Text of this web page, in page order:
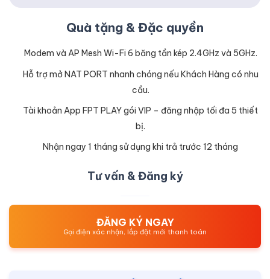
Quà tặng & Đặc quyền
Modem và AP Mesh Wi-Fi 6 băng tần kép 2.4GHz và 5GHz.
Hỗ trợ mở NAT PORT nhanh chóng nếu Khách Hàng có nhu
cầu.
Tài khoản App FPT PLAY gói VIP – đăng nhập tối đa 5 thiết
bị.
Nhận ngay 1 tháng sử dụng khi trả trước 12 tháng
Tư vấn & Đăng ký
ĐĂNG KÝ NGAY
Gọi điện xác nhận, lắp đặt mới thanh toán